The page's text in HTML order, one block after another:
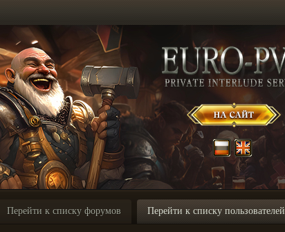
Перейти к списку форумов Перейти к списку пользователей